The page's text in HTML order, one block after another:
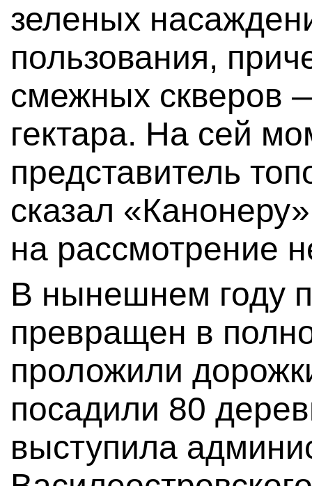
зеленых
пользования,
смежных скверов
гектара. На сей
представитель
сказал
на рассмотрение
В нынешнем году
превращен в
проложили
посадили 80
выступила